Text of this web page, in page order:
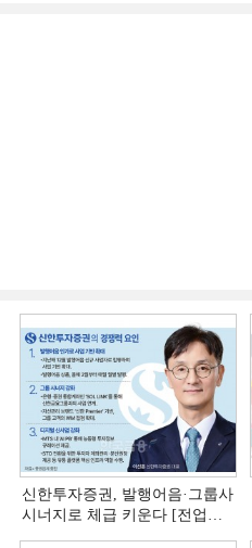
신한투자증권, 발행어음·그룹사
시너지로 체급 키운다 [전업계